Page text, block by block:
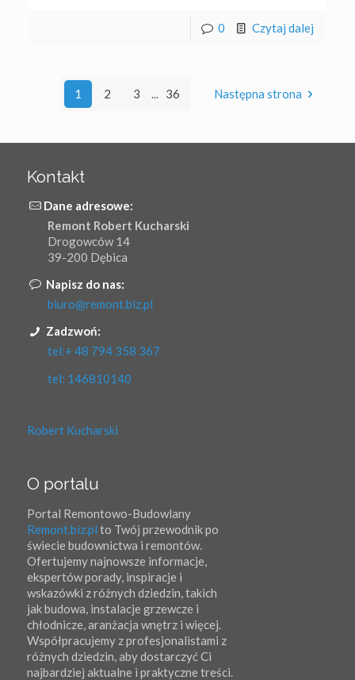
0 Czytaj dalej
1 2 3 ... 36 Następna strona
Kontakt
Dane adresowe:
Remont Robert Kucharski
Drogowców 14
39-200 Dębica
Napisz do nas:
biuro@remont.biz.pl
Zadzwoń:
tel:+ 48 794 358 367
tel: 146810140
Robert Kucharski
O portalu
Portal Remontowo-Budowlany
Remont.biz.pl to Twój przewodnik po
świecie budownictwa i remontów.
Ofertujemy najnowsze informacje,
ekspertów porady, inspiracje i
wskazówki z różnych dziedzin, takich
jak budowa, instalacje grzewcze i
chłodnicze, aranżacja wnętrz i więcej.
Współpracujemy z profesjonalistami z
różnych dziedzin, aby dostarczyć Ci
najbardziej aktualne i praktyczne treści.